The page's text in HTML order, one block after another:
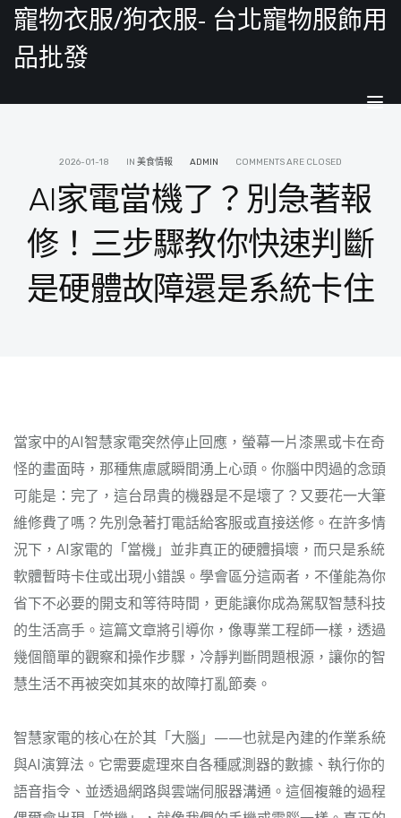
寵物衣服/狗衣服- 台北寵物服飾用
品批發
2026-01-18 IN 美食情報 ADMIN COMMENTS ARE CLOSED
AI家電當機了？別急著報
修！三步驟教你快速判斷
是硬體故障還是系統卡住
當家中的AI智慧家電突然停止回應，螢幕一片漆黑或卡在奇
怪的畫面時，那種焦慮感瞬間湧上心頭。你腦中閃過的念頭
可能是：完了，這台昂貴的機器是不是壞了？又要花一大筆
維修費了嗎？先別急著打電話給客服或直接送修。在許多情
況下，AI家電的「當機」並非真正的硬體損壞，而只是系統
軟體暫時卡住或出現小錯誤。學會區分這兩者，不僅能為你
省下不必要的開支和等待時間，更能讓你成為駕馭智慧科技
的生活高手。這篇文章將引導你，像專業工程師一樣，透過
幾個簡單的觀察和操作步驟，冷靜判斷問題根源，讓你的智
慧生活不再被突如其來的故障打亂節奏。
智慧家電的核心在於其「大腦」——也就是內建的作業系統
與AI演算法。它需要處理來自各種感測器的數據、執行你的
語音指令、並透過網路與雲端伺服器溝通。這個複雜的過程